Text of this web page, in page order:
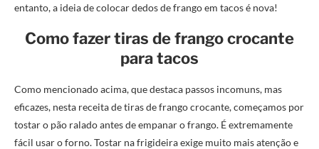
entanto, a ideia de colocar dedos de frango em tacos é nova!
Como fazer tiras de frango crocante
para tacos
Como mencionado acima, que destaca passos incomuns, mas
eficazes, nesta receita de tiras de frango crocante, começamos por
tostar o pão ralado antes de empanar o frango. É extremamente
fácil usar o forno. Tostar na frigideira exige muito mais atenção e